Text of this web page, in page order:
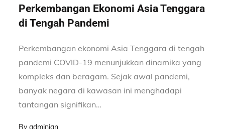
on
Perkembangan Ekonomi Asia Tenggara
di Tengah Pandemi
Perkembangan ekonomi Asia Tenggara di tengah
pandemi COVID-19 menunjukkan dinamika yang
kompleks dan beragam. Sejak awal pandemi,
banyak negara di kawasan ini menghadapi
tantangan signifikan…
Byadminjan